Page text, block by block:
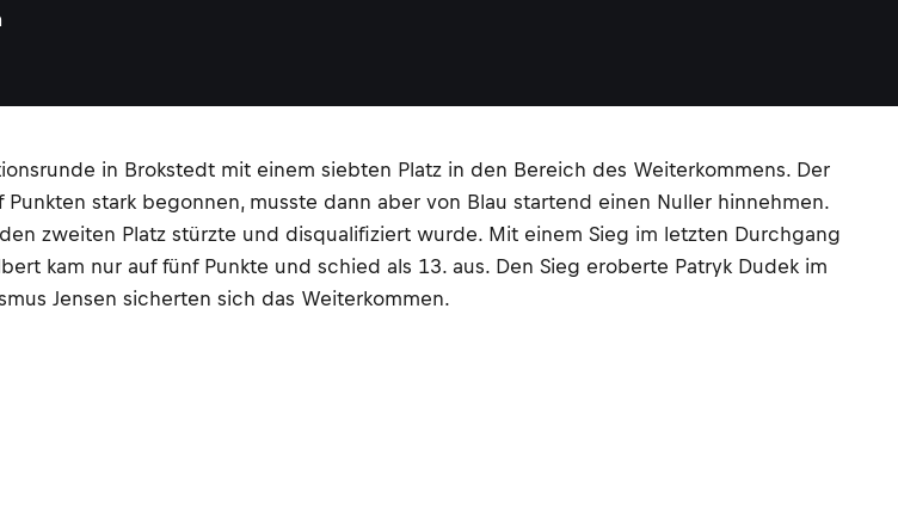
in Brokstedt mit einem siebten Platz in den Bereich des Weiterkommens. Der
stark begonnen, musste dann aber von Blau startend einen Nuller hinnehmen.
zweiten Platz stürzte und disqualifiziert wurde. Mit einem Sieg im letzten Durchgang
kam nur auf fünf Punkte und schied als 13. aus. Den Sieg eroberte Patryk Dudek im
Jensen sicherten sich das Weiterkommen.